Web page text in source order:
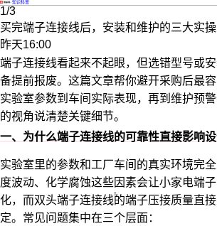
·知识科普
1/3
买完端子连接线后，安装和维护的三大实
昨天16:00
端子连接线看起来不起眼，但选错型号或
备提前报废。这篇文章帮你避开采购后最
实验室参数到车间实际表现，再到维护预
的视角说清楚关键细节。
一、为什么端子连接线的可靠性直接影响设
实验室里的参数和工厂车间的真实环境完
度波动、化学腐蚀这些因素会让小家电端
化，而双头端子连接线的端子压接质量直
定。常见问题集中在三个层面：